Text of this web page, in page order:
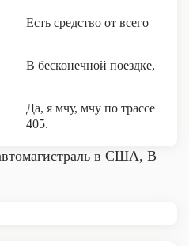
Есть средство от всего
В бесконечной поездке,
Да, я мчу, мчу по трассе
405.
в США, В